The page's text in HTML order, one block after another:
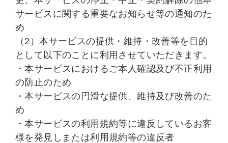
サービスに関する重要なお知らせ等の通知のた
め
（2）本サービスの提供・維持・改善等を目的
として以下のことに利用させていただきます。
・本サービスにおけるご本人確認及び不正利用
の防止のため
・本サービスの円滑な提供、維持及び改善のた
め
・本サービスの利用規約等に違反しているお客
様を発見しまたは利用規約等の違反者